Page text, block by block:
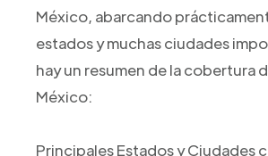
México, abarcando
estados y muchas ciudades
hay un resumen de la cobertura
México:
Principales Estados y Ciudades